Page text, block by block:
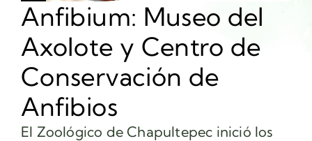
Anfibium: Museo del
Axolote y Centro de
Conservación de
Anfibios
El Zoológico de Chapultepec inició los